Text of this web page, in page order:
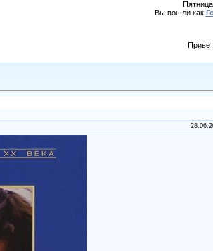
Вы вошли как